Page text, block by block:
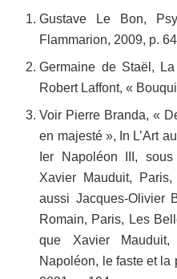
Gustave Le Bon,
Flammarion, 2009, p.
Germaine de Staël,
Robert Laffont, «
Voir Pierre Branda, «
en majesté », In L’Art
Ier Napoléon III,
Xavier Mauduit,
aussi Jacques-Olivier
Romain, Paris, Les
que Xavier Mauduit,
Napoléon, le faste et la